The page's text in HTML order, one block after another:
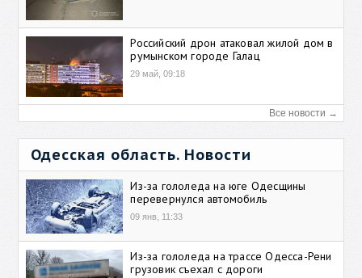
Российский дрон атаковал жилой дом в
румынском городе Галац
29 май, 09:18
Все новости →
Одесская область. Новости
Из-за гололеда на юге Одесщины
перевернулся автомобиль
09 янв, 11:33
Из-за гололеда на трассе Одесса-Рени
грузовик съехал с дороги